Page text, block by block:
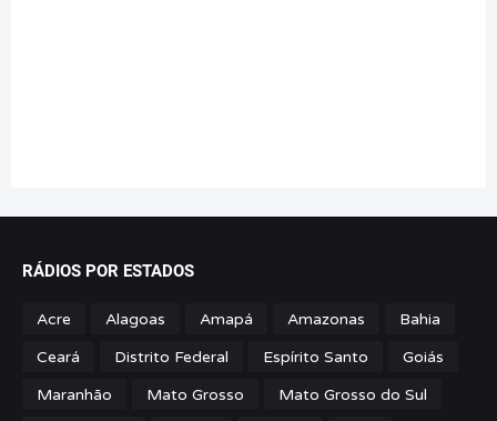
RÁDIOS POR ESTADOS
Acre Alagoas Amapá Amazonas
Bahia
Ceará
Distrito Federal Espírito Santo
Goiás
Maranhão
Mato Grosso
Mato Grosso do Sul